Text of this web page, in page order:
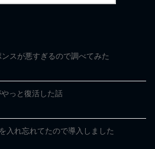
スが悪すぎるので調べてみた
っと復活した話
入れ忘れてたので導入しました